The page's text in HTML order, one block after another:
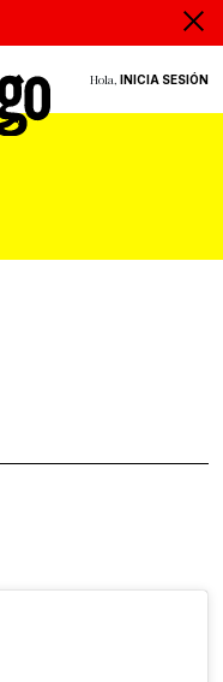
Hola, INICIA SESIÓN